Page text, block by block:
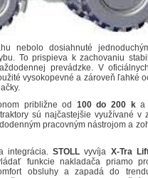
nebolo dosiahnuté
To prispieva k zachovaniu
prevádzke. V
vysokopevné a zároveň ľahké
približne od 100 do 200 ka
sú najčastejšie využívané v
pracovným nástrojom a
integrácia.STOLL vyvíja X-Tra
funkcie nakladača priamo
obsluhy a zapadá do